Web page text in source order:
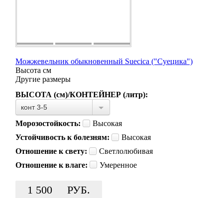
Можжевельник обыкновенный Suecica ("Суецика")
Высота см
Другие размеры
ВЫСОТА (см)/КОНТЕЙНЕР (литр):
конт 3-5
Морозостойкость:
Высокая
Устойчивость к болезням:
Высокая
Отношение к свету:
Светлолюбивая
Отношение к влаге:
Умеренное
1 500 РУБ.